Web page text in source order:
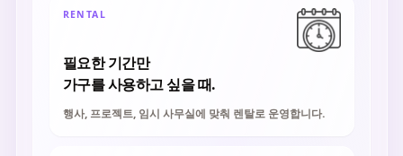
RENTAL
필요한 기간만
가구를 사용하고 싶을 때.
행사, 프로젝트, 임시 사무실에 맞춰 렌탈로 운영합니다.